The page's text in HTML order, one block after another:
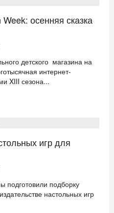
осенняя сказка
детского магазина на
интернет-
XIII сезона...
игр для
подготовили подборку
настольных игр